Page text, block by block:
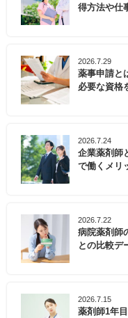
得方法や仕
2026.7.29
薬事申請と
必要な資格
2026.7.24
企業薬剤師
で働くメリ
2026.7.22
病院薬剤師
との比較デ
2026.7.15
薬剤師1年